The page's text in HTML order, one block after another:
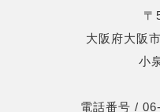
〒
大阪府大阪
小
電話番号 /